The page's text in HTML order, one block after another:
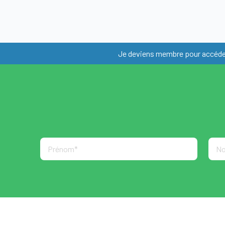
Qui
Toute organisation de
Je deviens membre pour